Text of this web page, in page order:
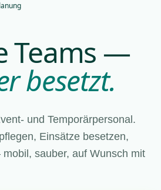
Teams —
besetzt.
und Temporärpersonal.
Einsätze besetzen,
sauber, auf Wunsch mit